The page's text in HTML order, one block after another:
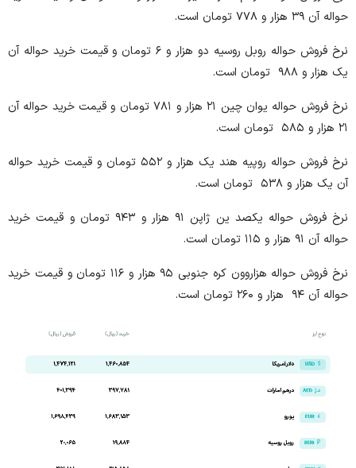
حواله آن ۳۹ هزار و ۷۷۸ تومان است.
نرخ فروش حواله روبل روسیه دو هزار و ۶ تومان و قیمت خرید حواله آن
یک هزار و ۹۸۸ تومان است.
نرخ فروش حواله یوان چین ۲۱ هزار و ۷۸۱ تومان و قیمت خرید حواله آن
۲۱ هزار و ۵۸۵ تومان است.
نرخ فروش حواله روپیه هند یک هزار و ۵۵۲ تومان و قیمت خرید حواله
آن یک هزار و ۵۳۸ تومان است.
نرخ فروش حواله یکصد ین ژاپن ۹۱ هزار و ۹۴۳ تومان و قیمت خرید
حواله آن ۹۱ هزار و ۱۱۵ تومان است.
نرخ فروش حواله هزاروون کره جنوبی ۹۵ هزار و ۱۱۶ تومان و قیمت خرید
حواله آن ۹۴ هزار و ۲۶۰ تومان است.